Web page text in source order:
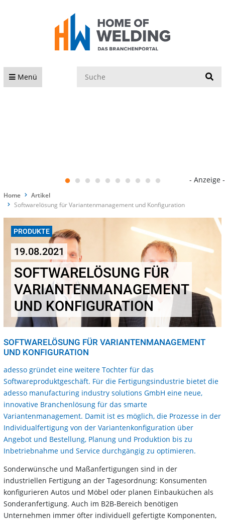
Menü
- Anzeige -
Home
Artikel
Softwarelösung für Variantenmanagement und Konfiguration
PRODUKTE
19.08.2021
SOFTWARELÖSUNG FÜR
VARIANTENMANAGEMENT
UND KONFIGURATION
SOFTWARELÖSUNG FÜR VARIANTENMANAGEMENT
UND KONFIGURATION
adesso gründet eine weitere Tochter für das
Softwareproduktgeschäft. Für die Fertigungsindustrie bietet die
adesso manufacturing industry solutions GmbH eine neue,
innovative Branchenlösung für das smarte
Variantenmanagement. Damit ist es möglich, die Prozesse in der
Individualfertigung von der Variantenkonfiguration über
Angebot und Bestellung, Planung und Produktion bis zu
Inbetriebnahme und Service durchgängig zu optimieren.
Sonderwünsche und Maßanfertigungen sind in der
industriellen Fertigung an der Tagesordnung: Konsumenten
konfigurieren Autos und Möbel oder planen Einbauküchen als
Sonderanfertigung. Auch im B2B-Bereich benötigen
Unternehmen immer öfter individuell gefertigte Komponenten,